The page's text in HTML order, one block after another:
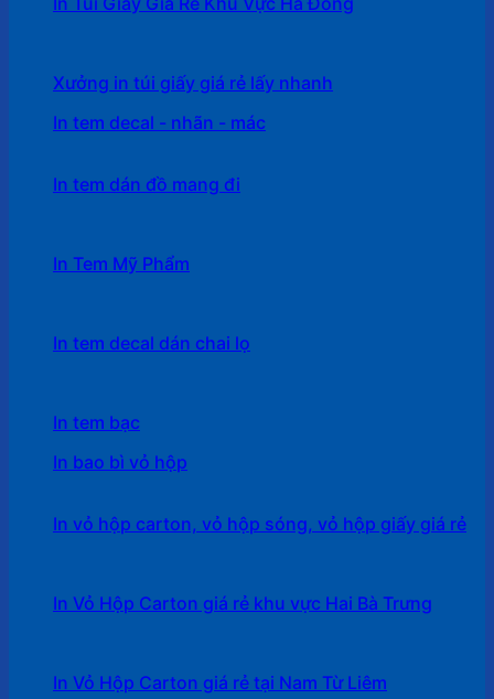
Xưởng in túi giấy giá rẻ lấy nhanh
In tem decal - nhãn - mác
In tem dán đồ mang đi
In Tem Mỹ Phẩm
In tem decal dán chai lọ
In tem bạc
In bao bì vỏ hộp
In vỏ hộp carton, vỏ hộp sóng, vỏ hộp giấy giá rẻ
In Vỏ Hộp Carton giá rẻ khu vực Hai Bà Trưng
In Vỏ Hộp Carton giá rẻ tại Nam Từ Liêm